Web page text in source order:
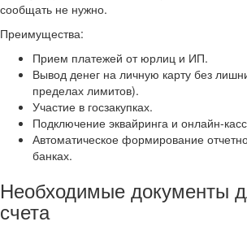
сообщать не нужно.
Преимущества:
Прием платежей от юрлиц и ИП.
Вывод денег на личную карту без
пределах лимитов).
Участие в госзакупках.
Подключение эквайринга и онлайн-
Автоматическое формирование
банках.
Необходимые документы
счета